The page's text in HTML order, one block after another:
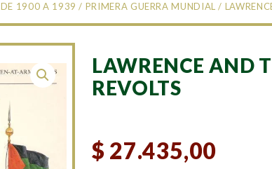
DE 1900 A 1939 / PRIMERA GUERRA MUNDIAL /
LAWRENCE AND
REVOLTS
$ 27.435,00